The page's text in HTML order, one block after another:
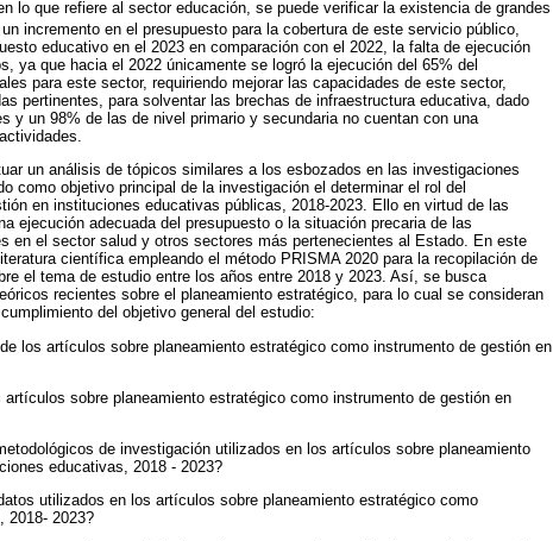
lo que refiere al sector educación, se puede verificar la existencia de grandes
incremento en el presupuesto para la cobertura de este servicio público,
educativo en el 2023 en comparación con el 2022, la falta de ejecución
ya que hacia el 2022 únicamente se logró la ejecución del 65% del
para este sector, requiriendo mejorar las capacidades de este sector,
pertinentes, para solventar las brechas de infraestructura educativa, dado
y un 98% de las de nivel primario y secundaria no cuentan con una
un análisis de tópicos similares a los esbozados en las investigaciones
como objetivo principal de la investigación el determinar el rol del
en instituciones educativas públicas, 2018-2023. Ello en virtud de las
ejecución adecuada del presupuesto o la situación precaria de las
en el sector salud y otros sectores más pertenecientes al Estado. En este
científica empleando el método PRISMA 2020 para la recopilación de
el tema de estudio entre los años entre 2018 y 2023. Así, se busca
recientes sobre el planeamiento estratégico, para lo cual se consideran
del objetivo general del estudio:
los artículos sobre planeamiento estratégico como instrumento de gestión en
sobre planeamiento estratégico como instrumento de gestión en
de investigación utilizados en los artículos sobre planeamiento
educativas, 2018 - 2023?
utilizados en los artículos sobre planeamiento estratégico como
2018- 2023?